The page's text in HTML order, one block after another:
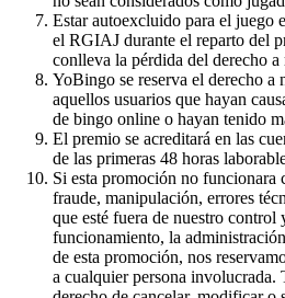
Estar autoexcluido para el juego
el RGIAJ durante el reparto del
conlleva la pérdida del derecho
YoBingo se reserva el derecho
aquellos usuarios que hayan
de bingo online o hayan tenido
El premio se acreditará en las
de las primeras 48 horas
Si esta promoción no funcionara
fraude, manipulación, errores
que esté fuera de nuestro control
funcionamiento, la
de esta promoción, nos
a cualquier persona involucrada.